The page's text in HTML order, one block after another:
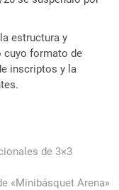
estructura y
cuyo formato de
inscriptos y la
de 3×3
«Minibásquet Arena»